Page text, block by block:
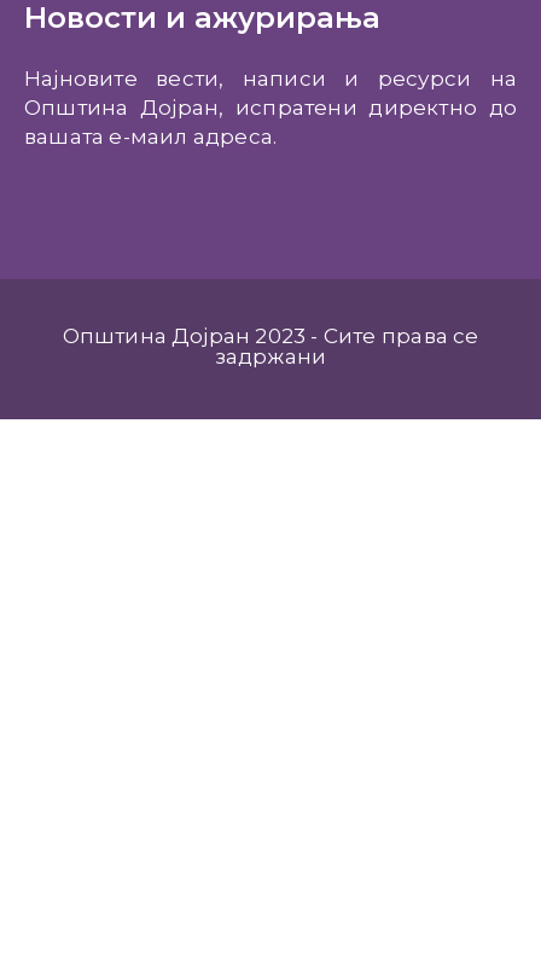
Новости и ажурирања
Најновите вести, написи и ресурси на
Општина Дојран, испратени директно до
вашата е-маил адреса.
Општина Дојран 2023 - Сите права се
задржани